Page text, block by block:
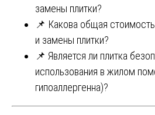
замены плитки?
📌 Какова общая
и замены плитки?
📌 Является ли плитка
использования в жилом
гипоаллергенна)?